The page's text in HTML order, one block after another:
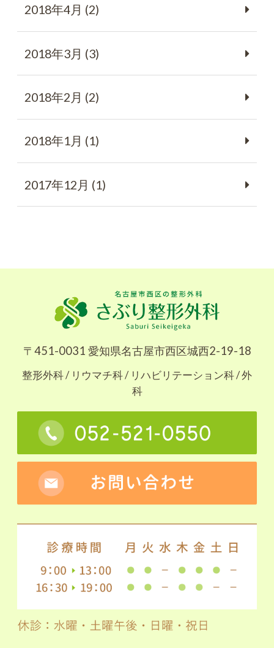
2018年4月 (2)
2018年3月 (3)
2018年2月 (2)
2018年1月 (1)
2017年12月 (1)
〒451-0031 愛知県名古屋市西区城西2-19-18
整形外科 / リウマチ科 / リハビリテーション科 / 外
科